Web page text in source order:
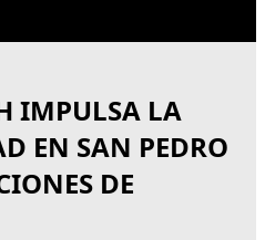
IMPULSA LA
EN SAN PEDRO
DE